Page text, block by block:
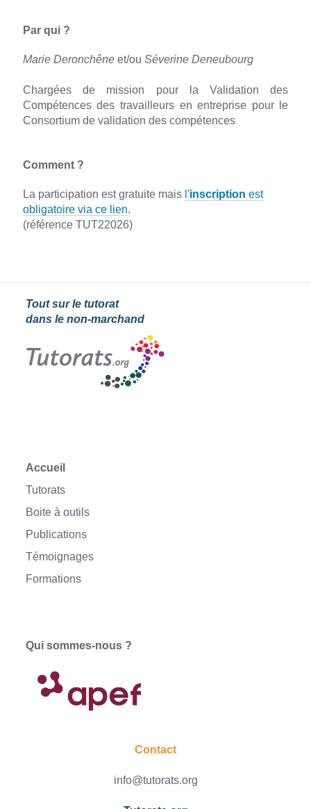
Par qui ?
Marie Deronchêne et/ou Séverine Deneubourg
Chargées de mission pour la Validation des
Compétences des travailleurs en entreprise pour le
Consortium de validation des compétences
Comment ?
La participation est gratuite mais l'inscription est
obligatoire via ce lien.
(référence TUT22026)
Tout sur le tutorat
dans le non-marchand
Accueil
Tutorats
Boite à outils
Publications
Témoignages
Formations
Qui sommes-nous ?
Contact
info@tutorats.org